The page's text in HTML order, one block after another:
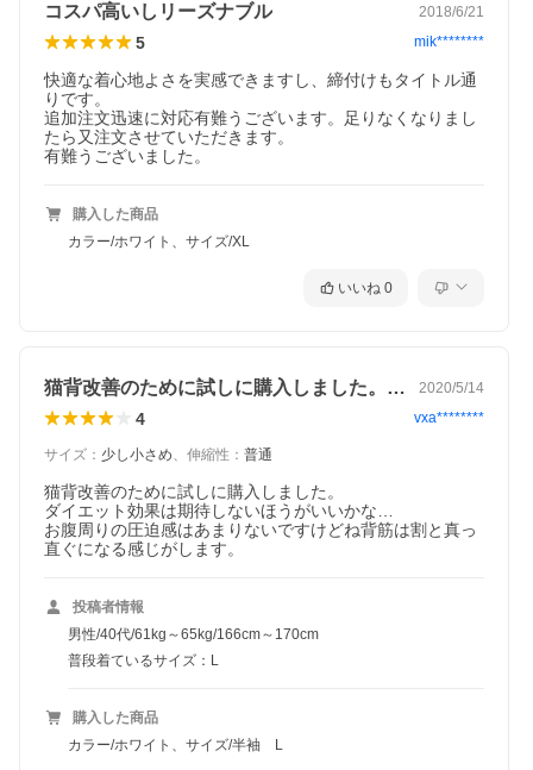
コスパ高いしリーズナブル 2018/6/21
5 mik********
快適な着心地よさを実感できますし、締付けもタイトル通
りです。
追加注文迅速に対応有難うございます。足りなくなりまし
たら又注文させていただきます。
有難うございました。
購入した商品
カラー/ホワイト、サイズ/XL
いいね 0
猫背改善のために試しに購入しました。ダ… 2020/5/14
4 vxa********
サイズ ： 少し小さめ、 伸縮性 ： 普通
猫背改善のために試しに購入しました。
ダイエット効果は期待しないほうがいいかな…
お腹周りの圧迫感はあまりないですけどね背筋は割と真っ
直ぐになる感じがします。
投稿者情報
男性/40代/61kg～65kg/166cm～170cm
普段着ているサイズ：L
購入した商品
カラー/ホワイト、サイズ/半袖 L